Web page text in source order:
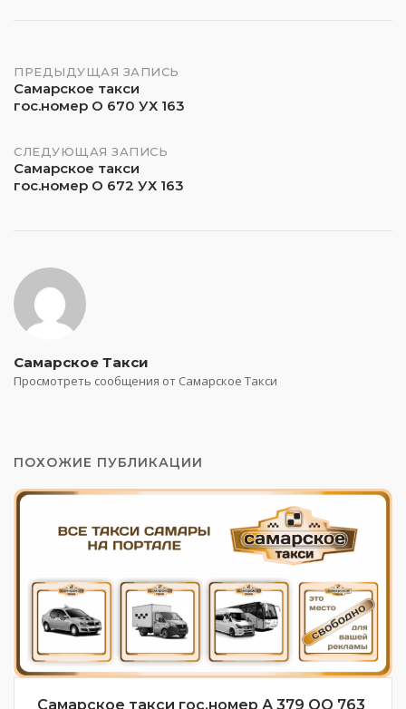
Навигация
по
записям
ПРЕДЫДУЩАЯ ЗАПИСЬ
Самарское такси
гос.номер О 670 УХ 163
СЛЕДУЮЩАЯ ЗАПИСЬ
Самарское такси
гос.номер О 672 УХ 163
Самарское Такси
Просмотреть сообщения от Самарское Такси
ПОХОЖИЕ ПУБЛИКАЦИИ
Самарское такси гос.номер А 379 ОО 763